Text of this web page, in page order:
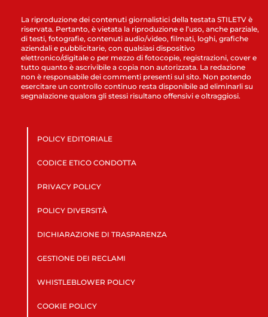
La riproduzione dei contenuti giornalistici della testata STILETV è
riservata. Pertanto, è vietata la riproduzione e l’uso, anche parziale,
di testi, fotografie, contenuti audio/video, filmati, loghi, grafiche
aziendali e pubblicitarie, con qualsiasi dispositivo
elettronico/digitale o per mezzo di fotocopie, registrazioni, cover e
tutto quanto è ascrivibile a copia non autorizzata. La redazione
non è responsabile dei commenti presenti sul sito. Non potendo
esercitare un controllo continuo resta disponibile ad eliminarli su
segnalazione qualora gli stessi risultano offensivi e oltraggiosi.
POLICY EDITORIALE
CODICE ETICO CONDOTTA
PRIVACY POLICY
POLICY DIVERSITÀ
DICHIARAZIONE DI TRASPARENZA
GESTIONE DEI RECLAMI
WHISTLEBLOWER POLICY
COOKIE POLICY